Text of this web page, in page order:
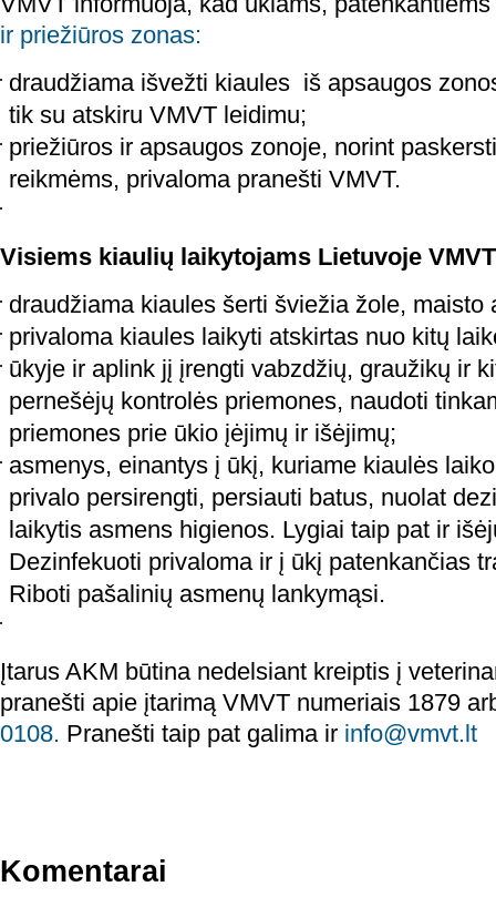
ir priežiūros zonas:
draudžiama išvežti kiaules iš apsaugos
tik su atskiru VMVT leidimu;
priežiūros ir apsaugos zonoje, norint
reikmėms, privaloma pranešti VMVT.
Visiems kiaulių laikytojams Lietuvoje
draudžiama kiaules šerti šviežia žole, maisto
privaloma kiaules laikyti atskirtas nuo kitų
ūkyje ir aplink jį įrengti vabzdžių, graužikų ir
pernešėjų kontrolės priemones, naudoti
priemones prie ūkio įėjimų ir išėjimų;
asmenys, einantys į ūkį, kuriame kiaulės
privalo persirengti, persiauti batus, nuolat
laikytis asmens higienos. Lygiai taip pat ir
Dezinfekuoti privaloma ir į ūkį patenkančias
Riboti pašalinių asmenų lankymąsi.
Įtarus AKM būtina nedelsiant kreiptis į
pranešti apie įtarimą VMVT numeriais 1879
0108. Pranešti taip pat galima ir info@vmvt.lt
Komentarai